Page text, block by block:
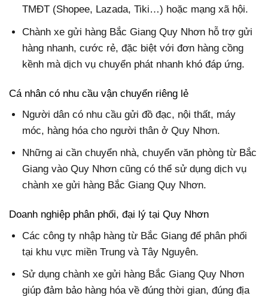
TMĐT (Shopee, Lazada, Tiki…) hoặc mạng xã hội.
Chành xe gửi hàng Bắc Giang Quy Nhơn hỗ trợ gửi
hàng nhanh, cước rẻ, đặc biệt với đơn hàng cồng
kềnh mà dịch vụ chuyển phát nhanh khó đáp ứng.
Cá nhân có nhu cầu vận chuyển riêng lẻ
Người dân có nhu cầu gửi đồ đạc, nội thất, máy
móc, hàng hóa cho người thân ở Quy Nhơn.
Những ai cần chuyển nhà, chuyển văn phòng từ Bắc
Giang vào Quy Nhơn cũng có thể sử dụng dịch vụ
chành xe gửi hàng Bắc Giang Quy Nhơn.
Doanh nghiệp phân phối, đại lý tại Quy Nhơn
Các công ty nhập hàng từ Bắc Giang để phân phối
tại khu vực miền Trung và Tây Nguyên.
Sử dụng chành xe gửi hàng Bắc Giang Quy Nhơn
giúp đảm bảo hàng hóa về đúng thời gian, đúng địa